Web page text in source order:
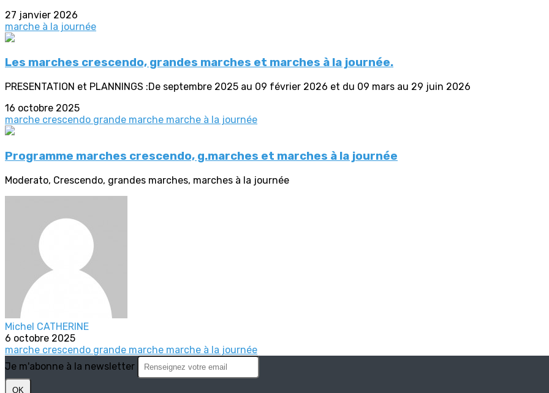
27 janvier 2026
marche à la journée
Les marches crescendo, grandes marches et marches à la journée.
PRESENTATION et PLANNINGS :De septembre 2025 au 09 février 2026 et du 09 mars au 29 juin 2026
16 octobre 2025
marche crescendo grande marche marche à la journée
Programme marches crescendo, g.marches et marches à la journée
Moderato, Crescendo, grandes marches, marches à la journée
Michel CATHERINE
6 octobre 2025
marche crescendo grande marche marche à la journée
Je m'abonne à la newsletter
OK